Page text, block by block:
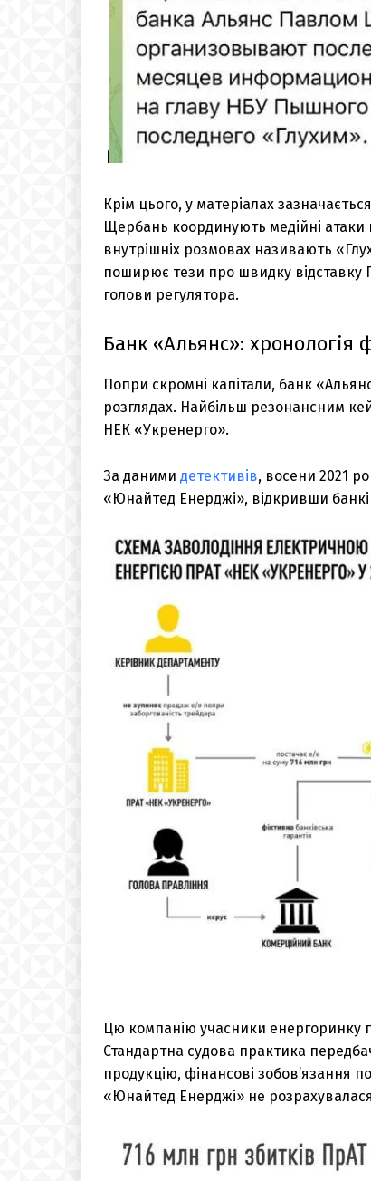
Крім цього, у матеріалах
Щербань координують медійні
внутрішніх розмовах називають
поширює тези про швидку відставку
голови регулятора.
Банк «Альянс»: хронологія
Попри скромні капітали, банк
розглядах. Найбільш резонансним
НЕК «Укренерго».
За даними детективів, восени 2021
«Юнайтед Енерджі», відкривши
Цю компанію учасники енергоринку
Стандартна судова практика
продукцію, фінансові зобов’язання
«Юнайтед Енерджі» не